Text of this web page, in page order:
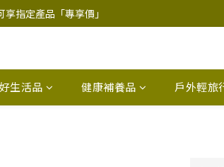
指定產品「​專享價」
指定產品「​專享價」
優惠: 4件9折
享指定產品「​專享價」
生活品 健康補養品 戶外輕旅